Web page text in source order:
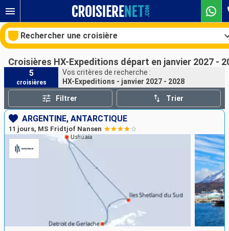
Rechercher une croisière
Nos destinations
Mois de départ
Ports
Croisières HX-Expeditions départ en janvier 2027 -
5
croisières
Vos critères de recherche :
HX-Expeditions - janvier 2027 - 2028
Filtrer Trier
ARGENTINE, ANTARCTIQUE
11 jours, MS Fridtjof Nansen